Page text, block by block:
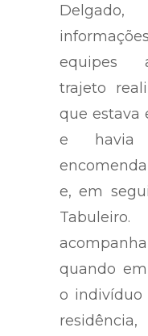
equipes
trajeto
que estava
e havia
e, em
quando
o